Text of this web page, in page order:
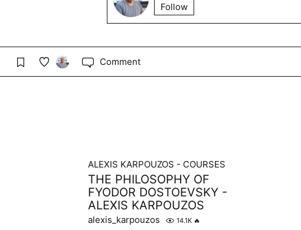
Follow
Comment
ALEXIS KARPOUZOS - COURSES
THE PHILOSOPHY OF
FYODOR DOSTOEVSKY -
ALEXIS KARPOUZOS
alexis_karpouzos 14.1K 🔥